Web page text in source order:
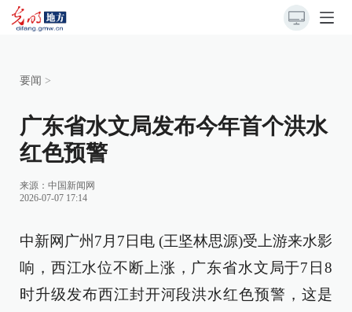
要闻 >
广东省水文局发布今年首个洪水
红色预警
来源： 中国新闻网
2026-07-07 17:14
中新网广州7月7日电 (王坚林思源)受上游来水影
响，西江水位不断上涨，广东省水文局于7日8
时升级发布西江封开河段洪水红色预警，这是